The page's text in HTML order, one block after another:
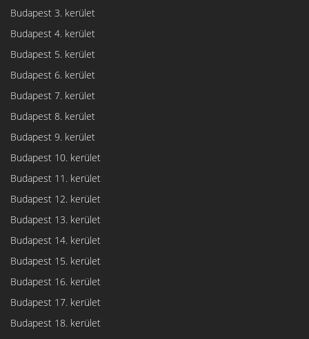
Budapest 3. kerület
Budapest 4. kerület
Budapest 5. kerület
Budapest 6. kerület
Budapest 7. kerület
Budapest 8. kerület
Budapest 9. kerület
Budapest 10. kerület
Budapest 11. kerület
Budapest 12. kerület
Budapest 13. kerület
Budapest 14. kerület
Budapest 15. kerület
Budapest 16. kerület
Budapest 17. kerület
Budapest 18. kerület